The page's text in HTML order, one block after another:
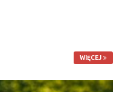
WIĘCEJ